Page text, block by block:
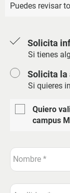
Puedes revisar
Solicita
Si tienes
Solicita la
Si quieres
Quiero
campus